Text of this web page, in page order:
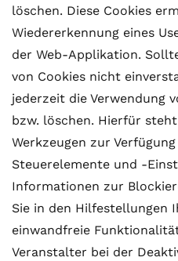
löschen. Diese Cookies
Wiedererkennung eines
der Web-Applikation.
von Cookies nicht
jederzeit die Verwendung
bzw. löschen. Hierfür
Werkzeugen zur
Steuerelemente und -
Informationen zur
Sie in den Hilfestellungen
einwandfreie
Veranstalter bei der